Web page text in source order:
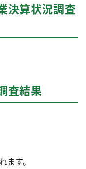
決算状況調査
査結果
ます。